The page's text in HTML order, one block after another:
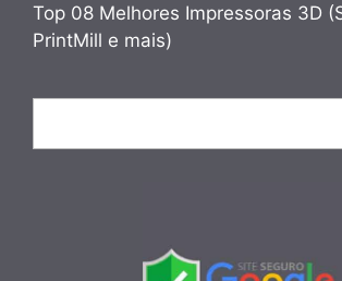
Top 08 Melhores Impressoras 3D
PrintMill e mais)